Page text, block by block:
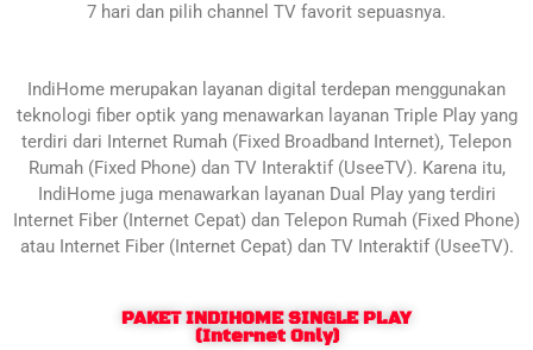
7 hari dan pilih channel TV favorit sepuasnya.
IndiHome merupakan layanan digital terdepan menggunakan
teknologi fiber optik yang menawarkan layanan Triple Play yang
terdiri dari Internet Rumah (Fixed Broadband Internet), Telepon
Rumah (Fixed Phone) dan TV Interaktif (UseeTV). Karena itu,
IndiHome juga menawarkan layanan Dual Play yang terdiri
Internet Fiber (Internet Cepat) dan Telepon Rumah (Fixed Phone)
atau Internet Fiber (Internet Cepat) dan TV Interaktif (UseeTV).
PAKET INDIHOME SINGLE PLAY
(Internet Only)